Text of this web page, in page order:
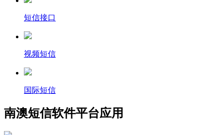
短信接口
视频短信
国际短信
南澳短信软件平台应用